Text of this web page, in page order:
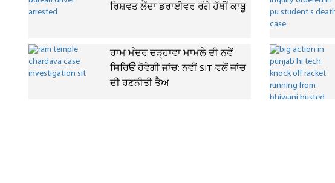
ਰਿਸ਼ਵਤ ਲੈਂਦਾ ਡਰਾਈਵਰ ਰੰਗੇ ਹੱਥੀਂ ਕਾਬੂ
ਰਾਮ ਮੰਦਰ ਚੜ੍ਹਾਵਾ ਮਾਮਲੇ ਦੀ ਨਵੇਂ
ਸਿਰਿਓਂ ਹੋਵੇਗੀ ਜਾਂਚ: ਨਵੀਂ SIT ਵਲੋਂ ਜਾਂਚ
ਦੀ ਰਣਨੀਤੀ ਤੈਅ